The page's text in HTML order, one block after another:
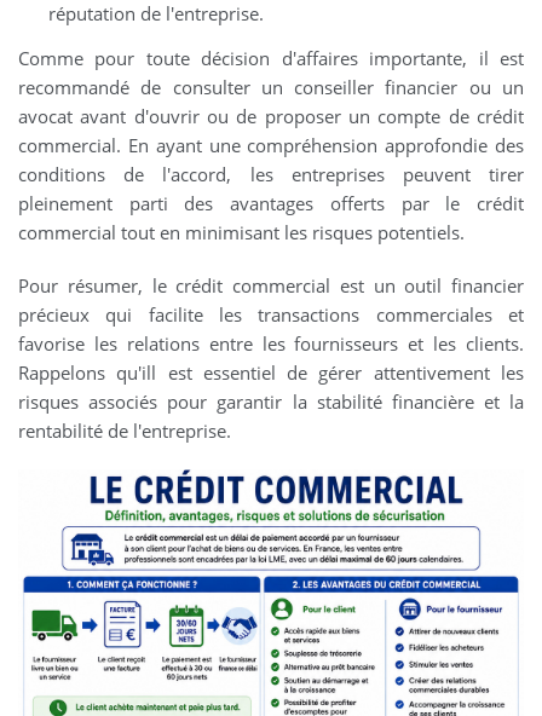
réputation de l'entreprise.
Comme pour toute décision d'affaires importante, il est
recommandé de consulter un conseiller financier ou un
avocat avant d'ouvrir ou de proposer un compte de crédit
commercial. En ayant une compréhension approfondie des
conditions de l'accord, les entreprises peuvent tirer
pleinement parti des avantages offerts par le crédit
commercial tout en minimisant les risques potentiels.
Pour résumer, le crédit commercial est un outil financier
précieux qui facilite les transactions commerciales et
favorise les relations entre les fournisseurs et les clients.
Rappelons qu'ill est essentiel de gérer attentivement les
risques associés pour garantir la stabilité financière et la
rentabilité de l'entreprise.